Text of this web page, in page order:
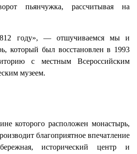
пьянчужка, рассчитывая на
году», — отшучиваемся мы и
который был восстановлен в 1993
с местным Всероссийским
музеем.
которого расположен монастырь,
благоприятное впечатление
исторический центр и